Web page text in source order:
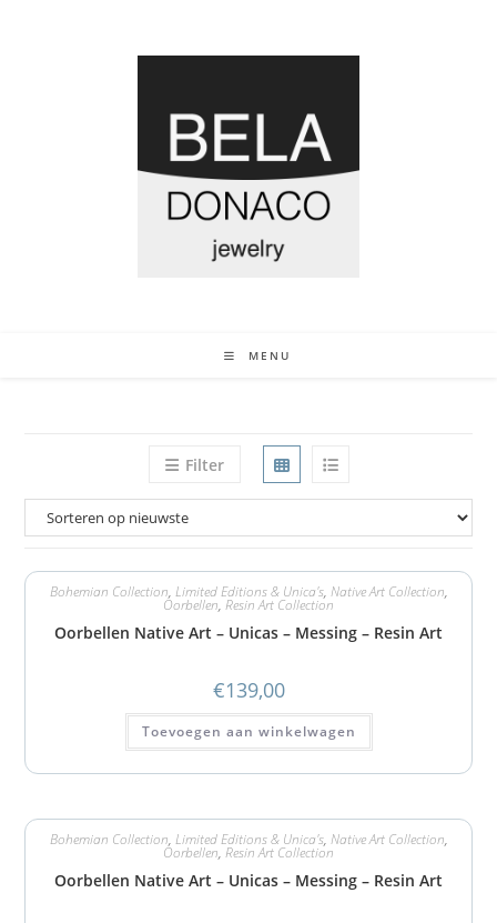
MENU
Filter
Bohemian Collection, Limited Editions & Unica's, Native Art Collection,
Oorbellen, Resin Art Collection
Oorbellen Native Art – Unicas – Messing – Resin Art
€139,00
Toevoegen aan winkelwagen
Bohemian Collection, Limited Editions & Unica's, Native Art Collection,
Oorbellen, Resin Art Collection
Oorbellen Native Art – Unicas – Messing – Resin Art